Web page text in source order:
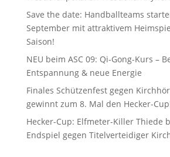
Save the date: Handballteams
September mit attraktivem
Saison!
NEU beim ASC 09: Qi-Gong-Kurs –
Entspannung & neue Energie
Finales Schützenfest gegen
gewinnt zum 8. Mal den Hecker-
Hecker-Cup: Elfmeter-Killer Thiede
Endspiel gegen Titelverteidiger